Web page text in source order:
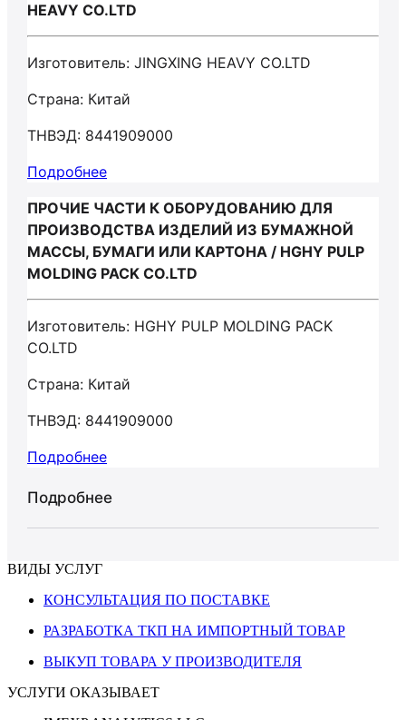
HEAVY CO.LTD
Изготовитель: JINGXING HEAVY CO.LTD
Страна: Китай
ТНВЭД: 8441909000
Подробнее
ПРОЧИЕ ЧАСТИ К ОБОРУДОВАНИЮ ДЛЯ
ПРОИЗВОДСТВА ИЗДЕЛИЙ ИЗ БУМАЖНОЙ
МАССЫ, БУМАГИ ИЛИ КАРТОНА / HGHY PULP
MOLDING PACK CO.LTD
Изготовитель: HGHY PULP MOLDING PACK
CO.LTD
Страна: Китай
ТНВЭД: 8441909000
Подробнее
Подробнее
ВИДЫ УСЛУГ
КОНСУЛЬТАЦИЯ ПО ПОСТАВКЕ
РАЗРАБОТКА ТКП НА ИМПОРТНЫЙ ТОВАР
ВЫКУП ТОВАРА У ПРОИЗВОДИТЕЛЯ
УСЛУГИ ОКАЗЫВАЕТ